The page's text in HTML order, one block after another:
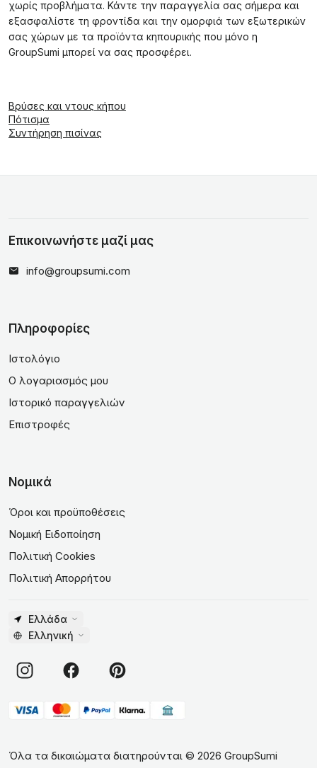
χωρίς προβλήματα. Κάντε την παραγγελία σας σήμερα και
εξασφαλίστε τη φροντίδα και την ομορφιά των εξωτερικών
σας χώρων με τα προϊόντα κηπουρικής που μόνο η
GroupSumi μπορεί να σας προσφέρει.
Βρύσες και ντους κήπου
Πότισμα
Συντήρηση πισίνας
Επικοινωνήστε μαζί μας
info@groupsumi.com
Πληροφορίες
Ιστολόγιο
Ο λογαριασμός μου
Ιστορικό παραγγελιών
Επιστροφές
Νομικά
Όροι και προϋποθέσεις
Νομική Ειδοποίηση
Πολιτική Cookies
Πολιτική Απορρήτου
Ελλάδα
Ελληνική
Όλα τα δικαιώματα διατηρούνται © 2026 GroupSumi